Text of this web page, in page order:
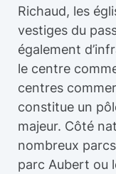
Richaud, les
vestiges du
également
le centre
centres
constitue un
majeur. Côté
nombreux
parc Aubert ou